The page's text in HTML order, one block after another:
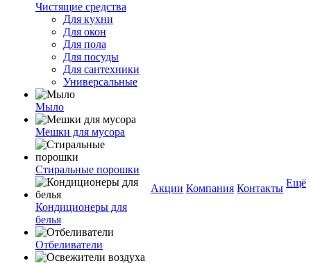
Чистящие средства
Для кухни
Для окон
Для пола
Для посуды
Для сантехники
Универсальные
Мыло
Мешки для мусора
Стиральные порошки
Кондиционеры для
белья
Отбеливатели
Акции Компания Контакты Ещё